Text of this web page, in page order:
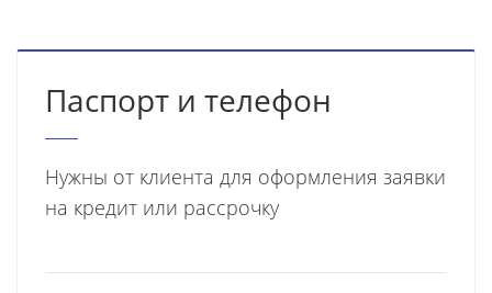
Паспорт и телефон
Нужны от клиента для оформления заявки
на кредит или рассрочку